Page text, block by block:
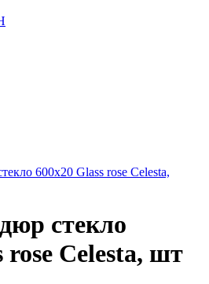
стекло
rose Celesta, шт